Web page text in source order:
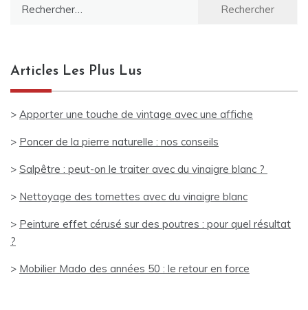
Articles Les Plus Lus
> Apporter une touche de vintage avec une affiche
> Poncer de la pierre naturelle : nos conseils
> Salpêtre : peut-on le traiter avec du vinaigre blanc ?
> Nettoyage des tomettes avec du vinaigre blanc
> Peinture effet cérusé sur des poutres : pour quel résultat
?
> Mobilier Mado des années 50 : le retour en force